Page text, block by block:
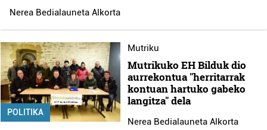
Nerea Bedialauneta Alkorta
POLITIKA
Mutriku
Mutrikuko EH Bilduk dio
aurrekontua "herritarrak
kontuan hartuko gabeko
langitza" dela
Nerea Bedialauneta Alkorta